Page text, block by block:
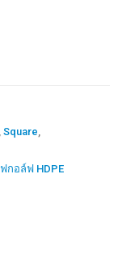
Square
กอล์ฟ HDPE